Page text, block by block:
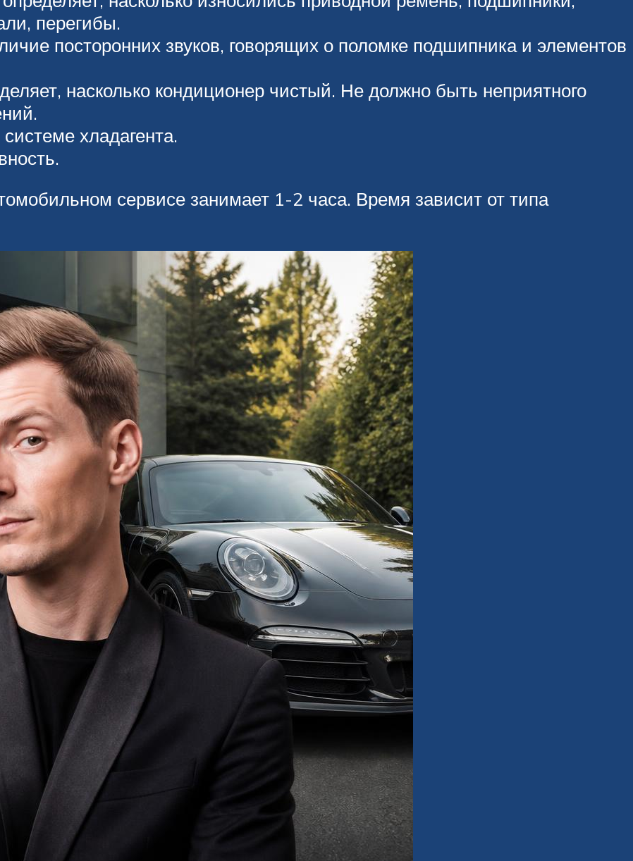
перегибы.
посторонних звуков, говорящих о поломке подшипника и элементов
насколько кондиционер чистый. Не должно быть неприятного
хладагента.
сервисе занимает 1-2 часа. Время зависит от типа